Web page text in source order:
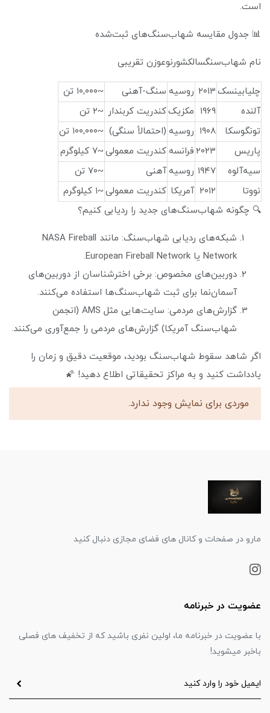
است.
📊 جدول مقایسه شهاب‌سنگ‌های ثبت‌شده
نام شهاب‌سنگسالکشورنوعوزن تقریبی
چلیابینسک۲۰۱۳ روسیه سنگ-آهنی
~۱۰,۰۰۰ تن
آلنده
۱۹۶۹ مکزیککندریت کربندار ~۲ تن
تونگوسکا
۱۹۰۸ روسیه (احتمالاً سنگی) ~۱۰۰,۰۰۰ تن
پاریس
۲۰۲۳ فرانسه کندریت معمولی~۷ کیلوگرم
سیه‌آلوه
۱۹۴۷ روسیه آهنی
~۷۰ تن
نووتا
۲۰۱۲ آمریکا کندریت معمولی~۱ کیلوگرم
🔍 چگونه شهاب‌سنگ‌های جدید را ردیابی کنیم؟
شبکه‌های ردیابی شهاب‌سنگ: مانند NASA Fireball
Network یا European Fireball Network.
دوربین‌های مخصوص: برخی اخترشناسان از دوربین‌های
آسمان‌نما برای ثبت شهاب‌سنگ‌ها استفاده می‌کنند.
گزارش‌های مردمی: سایت‌هایی مثل AMS (انجمن
شهاب‌سنگ آمریکا) گزارش‌های مردمی را جمع‌آوری می‌کنند.
اگر شاهد سقوط شهاب‌سنگ بودید، موقعیت دقیق و زمان را
یادداشت کنید و به مراکز تحقیقاتی اطلاع دهید! 🌠
موردی برای نمایش وجود ندارد.
مارو در صفحات و کانال های فضای مجازی دنبال کنید
عضویت در خبرنامه
با عضویت در خبرنامه ما، اولین نفری باشید که از تخفیف های فصلی
باخبر میشوید!